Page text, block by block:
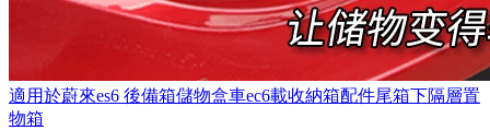
適用於蔚來es6 後備箱儲物盒車ec6載收納箱配件尾箱下隔層置
物箱